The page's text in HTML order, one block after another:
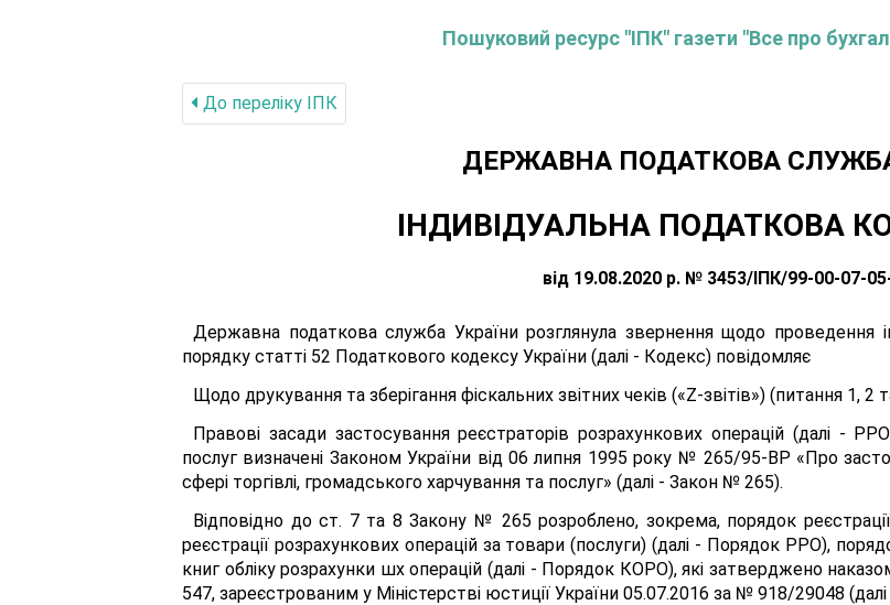
Пошуковий ресурс "ІПК" газети "Все про
До переліку IПК
ДЕРЖАВНА ПОДАТКОВА
ІНДИВІДУАЛЬНА ПОДАТКОВА
від 19.08.2020 р. № 3453/ІПК/99-00-07-
Державна податкова служба України розглянула звернення щодо проведення
порядку статті 52 Податкового кодексу України (далі - Кодекс) повідомляє
Щодо друкування та зберігання фіскальних звітних чеків («Z-звітів») (питання 1, 2
Правові засади застосування реєстраторів розрахункових операцій (далі -
послуг визначені Законом України від 06 липня 1995 року № 265/95-ВР «Про
сфері торгівлі, громадського харчування та послуг» (далі - Закон № 265).
Відповідно до ст. 7 та 8 Закону № 265 розроблено, зокрема, порядок
реєстрації розрахункових операцій за товари (послуги) (далі - Порядок РРО),
книг обліку розрахунки шх операцій (далі - Порядок КОРО), які затверджено
547, зареєстрованим у Міністерстві юстиції України 05.07.2016 за № 918/29048